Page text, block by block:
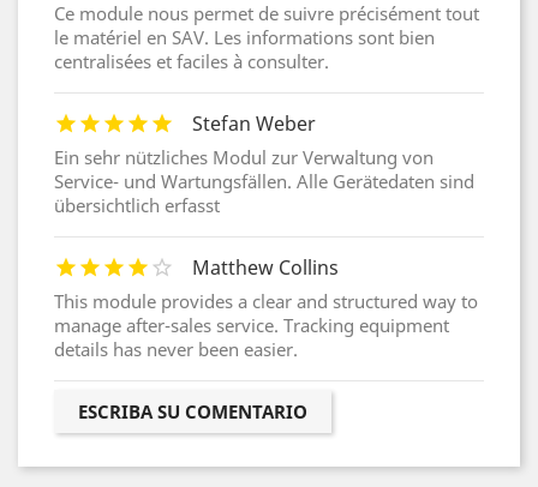
Ce module nous permet de suivre précisément tout
le matériel en SAV. Les informations sont bien
centralisées et faciles à consulter.
Stefan Weber
Ein sehr nützliches Modul zur Verwaltung von
Service- und Wartungsfällen. Alle Gerätedaten sind
übersichtlich erfasst
Matthew Collins
This module provides a clear and structured way to
manage after-sales service. Tracking equipment
details has never been easier.
ESCRIBA SU COMENTARIO